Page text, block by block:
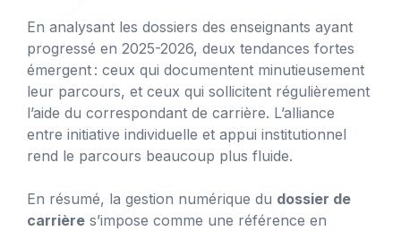
En analysant les dossiers des enseignants ayant
progressé en 2025-2026, deux tendances fortes
émergent : ceux qui documentent minutieusement
leur parcours, et ceux qui sollicitent régulièrement
l’aide du correspondant de carrière. L’alliance
entre initiative individuelle et appui institutionnel
rend le parcours beaucoup plus fluide.
En résumé, la gestion numérique du dossier de
carrière s’impose comme une référence en